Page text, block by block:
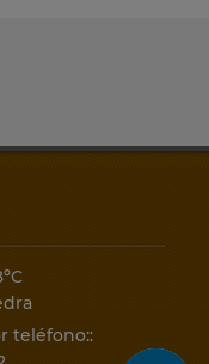
teléfono::